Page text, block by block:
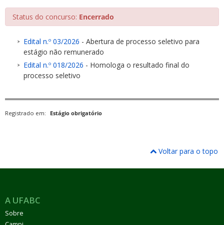
Status do concurso: Encerrado
Edital n.º 03/2026 - Abertura de processo seletivo para
estágio não remunerado
Edital n.º 018/2026 - Homologa o resultado final do
processo seletivo
Registrado em: Estágio obrigatório
Voltar para o topo
A UFABC
Sobre